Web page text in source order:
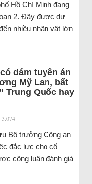
Hồ Chí Minh đang
2. Đây được dự
nhiều nhân vật lớn
dám tuyên án
Mỹ Lan, bất
Trung Quốc hay
3.074
Bộ trưởng Công an
đắc lực cho cố
công luận đánh giá